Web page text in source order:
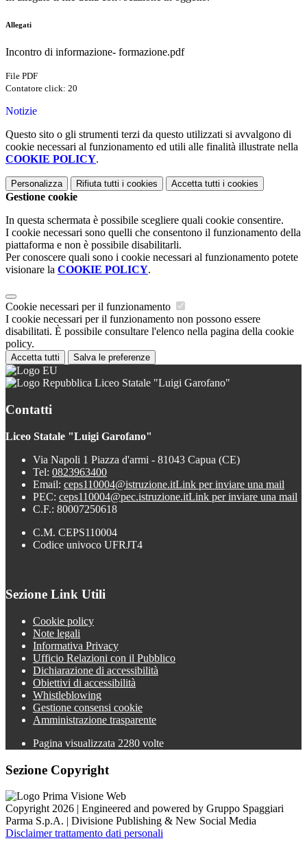
Allegati
Incontro di informazione- formazione.pdf
File PDF
Contatore click: 20
Notizie
Questo sito o gli strumenti terzi da questo utilizzati si avvalgono di
cookie necessari al funzionamento ed utili alle finalità illustrate nella
COOKIE POLICY.
Personalizza Rifiuta tutti i cookies Accetta tutti i cookies
Gestione cookie
In questa schermata è possibile scegliere quali cookie consentire.
I cookie necessari sono quelli che consentono il funzionamento della
piattaforma e non è possibile disabilitarli.
Per conoscere quali sono i cookie necessari al funzionamento potete
visionare la COOKIE POLICY.
Cookie necessari per il funzionamento
I cookie necessari per il funzionamento non possono essere
disabilitati. È possibile consultare l'elenco nella pagina della cookie
policy.
Accetta tutti Salva le preferenze
Liceo Statale "Luigi Garofano"
Contatti
Liceo Statale "Luigi Garofano"
Via Napoli 1 Piazza d'armi - 81043 Capua (CE)
Tel: 0823963400
Email: ceps110004@istruzione.itLink per inviare una mail
PEC: ceps110004@pec.istruzione.itLink per inviare una mail
C.F.: 80007250618
C.M. CEPS110004
Codice univoco UFRJT4
Sezione Link Utili
Cookie policy
Note legali
Informativa Privacy
Ufficio Relazioni con il Pubblico
Dichiarazione di accessibilità
Obiettivi di accessibilità
Whistleblowing
Gestione consensi cookie
Amministrazione trasparente
Pagina visualizzata 2280 volte
Sezione Copyright
Copyright 2026 | Engineered and powered by Gruppo Spaggiari
Parma S.p.A. | Divisione Publishing & New Social Media
Disclaimer trattamento dati personali